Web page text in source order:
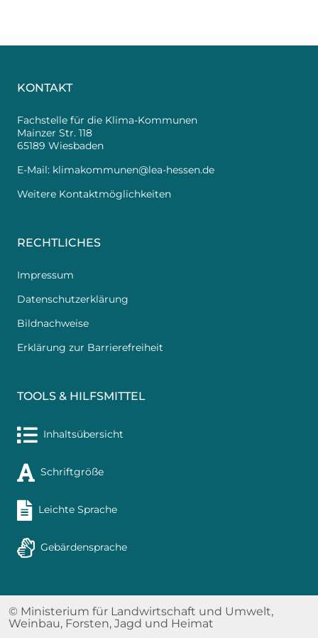
KONTAKT
Fachstelle für die Klima-Kommunen
Mainzer Str. 118
65189 Wiesbaden
E-Mail: klimakommunen@lea-hessen.de
Weitere Kontaktmöglichkeiten
RECHTLICHES
Impressum
Datenschutzerklärung
Bildnachweise
Erklärung zur Barrierefreiheit
TOOLS & HILFSMITTEL
Inhaltsübersicht
Schriftgröße
Leichte Sprache
Gebärdensprache
© Ministerium für Landwirtschaft und Umwelt,
Weinbau, Forsten, Jagd und Heimat